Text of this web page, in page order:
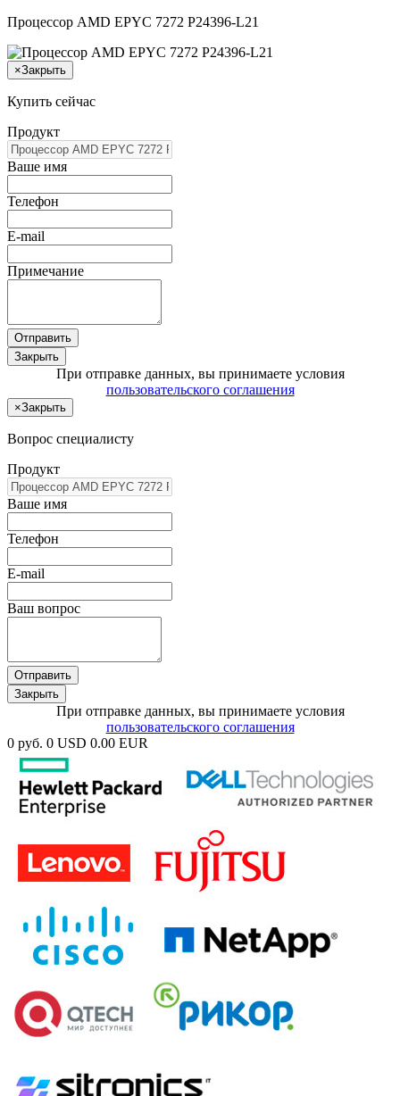
Процессор AMD EPYC 7272 P24396-L21
×Закрыть
Купить сейчас
Продукт
Ваше имя
Телефон
E-mail
Примечание
Отправить
Закрыть
При отправке данных, вы принимаете условия
пользовательского соглашения
×Закрыть
Вопрос специалисту
Продукт
Ваше имя
Телефон
E-mail
Ваш вопрос
Отправить
Закрыть
При отправке данных, вы принимаете условия
пользовательского соглашения
0 руб. 0 USD 0.00 EUR